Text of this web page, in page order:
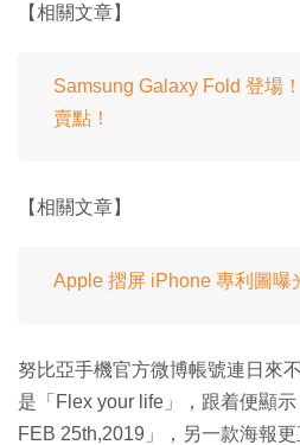
【相關文章】
Samsung Galaxy Fold 登場
賣點！
【相關文章】
Apple 摺屏 iPhone 專利圖曝
努比亞手機官方微博帳號連日來
是「Flex your life」，跟着便顯
FEB 25th,2019」，另一款海報